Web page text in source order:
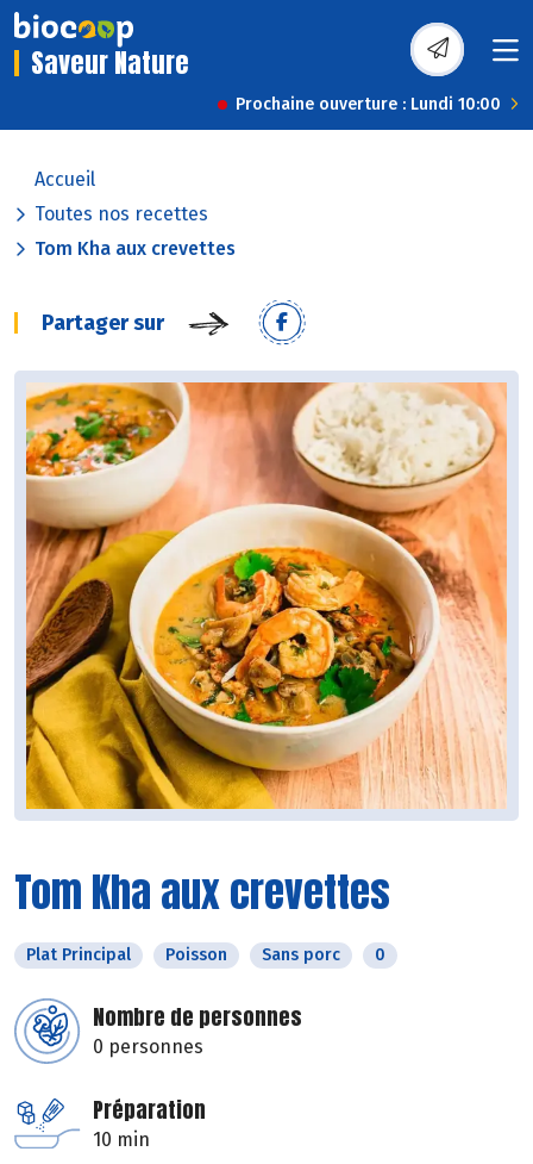
Saveur Nature
Prochaine ouverture : Lundi 10:00
Accueil
Toutes nos recettes
Tom Kha aux crevettes
Partager sur
Tom Kha aux crevettes
Plat Principal Poisson Sans porc 0
Nombre de personnes
0 personnes
Préparation
10 min